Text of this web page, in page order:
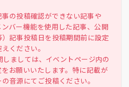
の投稿確認ができない記事や
ンバー機能を使用した記事、公開
記事投稿日を投稿期間前に設定
ください。
しましては、イベントページ内の
お願いいたします。特に記載が
音源にてご投稿ください。